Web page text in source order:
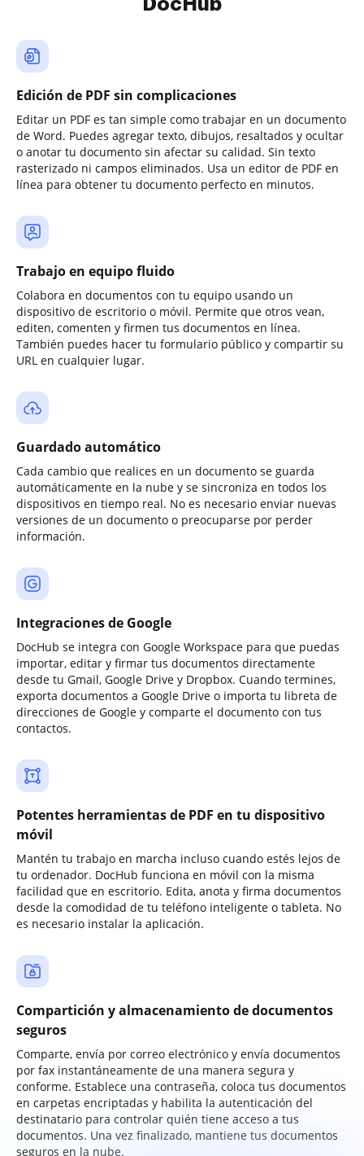
DocHub
Edición de PDF sin complicaciones
Editar un PDF es tan simple como trabajar en un documento
de Word. Puedes agregar texto, dibujos, resaltados y ocultar
o anotar tu documento sin afectar su calidad. Sin texto
rasterizado ni campos eliminados. Usa un editor de PDF en
línea para obtener tu documento perfecto en minutos.
Trabajo en equipo fluido
Colabora en documentos con tu equipo usando un
dispositivo de escritorio o móvil. Permite que otros vean,
editen, comenten y firmen tus documentos en línea.
También puedes hacer tu formulario público y compartir su
URL en cualquier lugar.
Guardado automático
Cada cambio que realices en un documento se guarda
automáticamente en la nube y se sincroniza en todos los
dispositivos en tiempo real. No es necesario enviar nuevas
versiones de un documento o preocuparse por perder
información.
Integraciones de Google
DocHub se integra con Google Workspace para que puedas
importar, editar y firmar tus documentos directamente
desde tu Gmail, Google Drive y Dropbox. Cuando termines,
exporta documentos a Google Drive o importa tu libreta de
direcciones de Google y comparte el documento con tus
contactos.
Potentes herramientas de PDF en tu dispositivo
móvil
Mantén tu trabajo en marcha incluso cuando estés lejos de
tu ordenador. DocHub funciona en móvil con la misma
facilidad que en escritorio. Edita, anota y firma documentos
desde la comodidad de tu teléfono inteligente o tableta. No
es necesario instalar la aplicación.
Compartición y almacenamiento de documentos
seguros
Comparte, envía por correo electrónico y envía documentos
por fax instantáneamente de una manera segura y
conforme. Establece una contraseña, coloca tus documentos
en carpetas encriptadas y habilita la autenticación del
destinatario para controlar quién tiene acceso a tus
documentos. Una vez finalizado, mantiene tus documentos
seguros en la nube.